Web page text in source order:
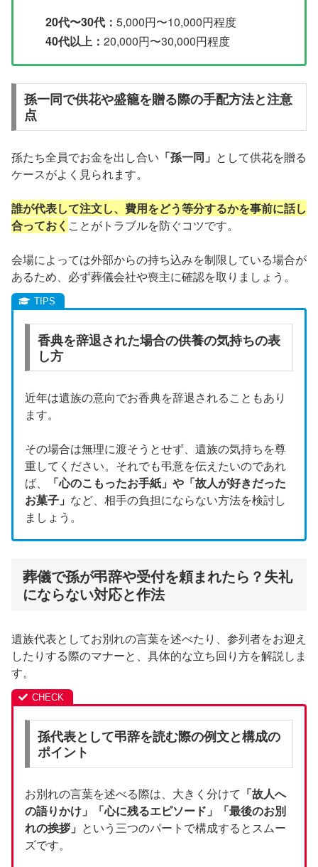
20代〜30代：5,000円〜10,000円程度
40代以上：20,000円〜30,000円程度
孫一同で供花や盛籠を贈る際の手配方法と注意
点
孫たち全員でお金を出し合い 「孫一同」 として供花を贈る
ケースがよく見られます。
誰が代表して注文し、費用をどう等分するかを事前に話し
合っておく ことがトラブルを防ぐコツです。
会場によっては外部からの持ち込みを制限している場合が
あるため、必ず葬儀会社や喪主に確認を取りましょう。
香典を辞退された場合の供養の気持ちの表
し方
近年は遺族の意向でお香典を辞退されることもあり
ます。
その場合は無理に渡そうとせず、遺族の気持ちを尊
重してください。それでも弔意を伝えたいのであれ
ば、
「心のこもったお手紙」や「故人が好きだった
お菓子」 など、相手の負担にならない方法を検討し
ましょう。
葬儀で孫が弔辞や受付を頼まれたら？失礼
にならない対応と作法
遺族代表としてお別れの言葉を述べたり、参列者をお迎え
したりする際のマナーと、具体的な立ち回り方を解説しま
す。
孫代表として弔辞を読む際の例文と構成の
ポイント
お別れの言葉を述べる際は、大きく分けて 「故人へ
の語りかけ」「心に残るエピソード」「最後のお別
れの挨拶」 という三つのパートで構成するとスムー
ズです。